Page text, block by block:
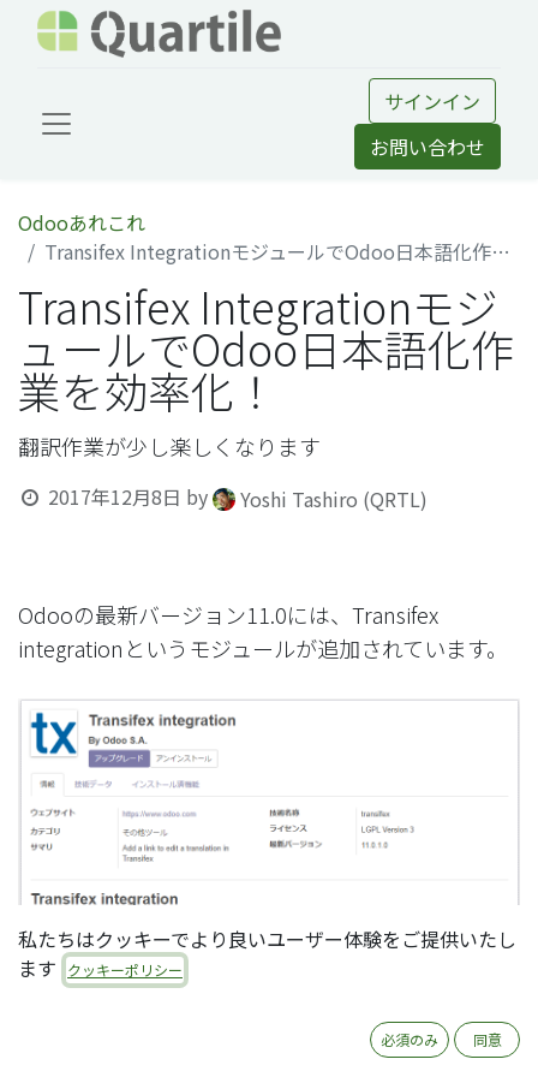
サインイン
お問い合わせ
Odooあれこれ
Transifex IntegrationモジュールでOdoo日本語化作業を効率化！
Transifex Integrationモジ
ュールでOdoo日本語化作
業を効率化！
翻訳作業が少し楽しくなります
2017年12月8日 by Yoshi Tashiro (QRTL)
Odooの最新バージョン11.0には、Transifex
integrationというモジュールが追加されています。
こちらをインストールすると、翻訳対象用語の画面
私たちはクッキーでより良いユーザー体験をご提供いたし
ます
クッキーポリシー
必須のみ 同意